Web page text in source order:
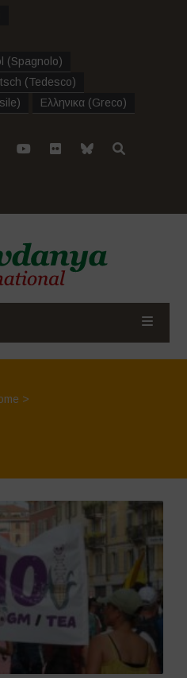
(Spagnolo)
(Tedesco)
) Ελληνικα (Greco)
>